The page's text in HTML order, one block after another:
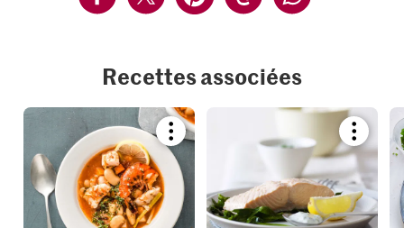
Recettes associées
Bookmark
recipe
or
add
your
recipe
add
it
to
your